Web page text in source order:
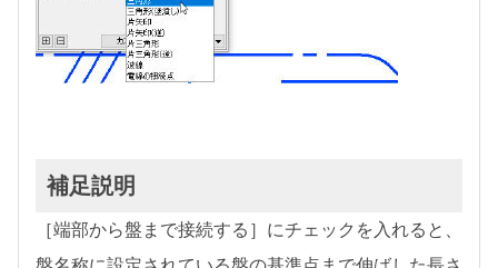
補足説明
［端部から盤まで接続する］にチェックを入れると、